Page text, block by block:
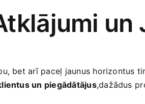
bet arī ​paceļ jaunus horizontus
‍un piegādātājus,dažādus